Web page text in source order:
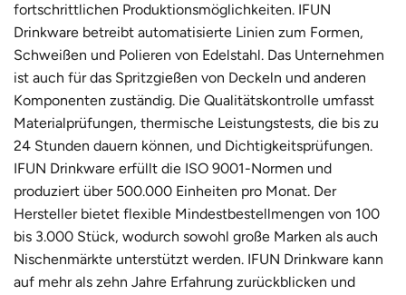
fortschrittlichen Produktionsmöglichkeiten. IFUN
Drinkware betreibt automatisierte Linien zum Formen,
Schweißen und Polieren von Edelstahl. Das Unternehmen
ist auch für das Spritzgießen von Deckeln und anderen
Komponenten zuständig. Die Qualitätskontrolle umfasst
Materialprüfungen, thermische Leistungstests, die bis zu
24 Stunden dauern können, und Dichtigkeitsprüfungen.
IFUN Drinkware erfüllt die ISO 9001-Normen und
produziert über 500.000 Einheiten pro Monat. Der
Hersteller bietet flexible Mindestbestellmengen von 100
bis 3.000 Stück, wodurch sowohl große Marken als auch
Nischenmärkte unterstützt werden. IFUN Drinkware kann
auf mehr als zehn Jahre Erfahrung zurückblicken und